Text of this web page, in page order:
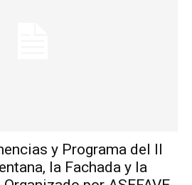
y Programa del II
la Fachada y la